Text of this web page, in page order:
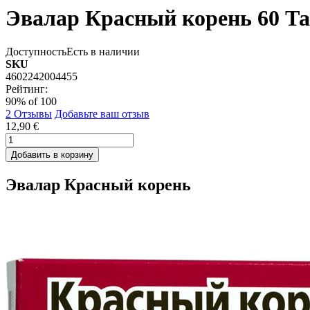
Эвалар Красный корень 60
ДоступностьЕсть в наличии
SKU
4602242004455
Рейтинг:
90% of 100
2 Отзывы Добавьте ваш отзыв
12,90 €
Добавить в корзину
Эвалар Красный корень